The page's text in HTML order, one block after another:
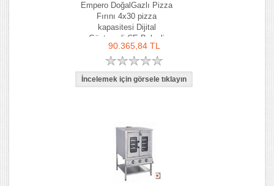
Empero DoğalGazlı Pizza
Fırını 4x30 pizza
kapasitesi Dijital
Göstergeli CE Belgeli
90.365,84 TL